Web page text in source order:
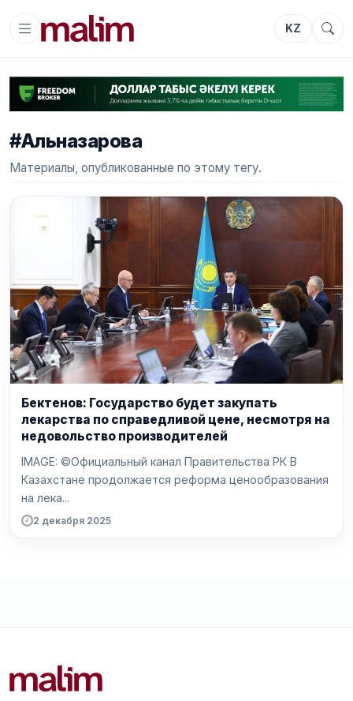
KZ
#Альназарова
Материалы, опубликованные по этому тегу.
Бектенов: Государство будет закупать
лекарства по справедливой цене, несмотря на
недовольство производителей
IMAGE: ©Официальный канал Правительства РК В
Казахстане продолжается реформа ценообразования
на лека...
2 декабря 2025